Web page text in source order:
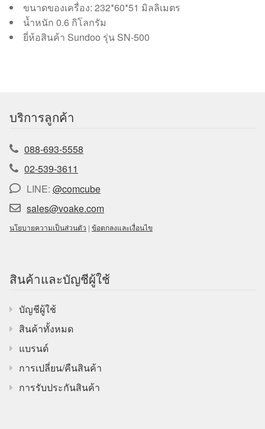
ขนาดของเครื่อง: 232*60*51 มิลลิเมตร
น้ำหนัก 0.6 กิโลกรัม
ยี่ห้อสินค้า Sundoo รุ่น SN-500
บริการลูกค้า
088-693-5558
02-539-3611
LINE: @comcube
sales@voake.com
นโยบายความเป็นส่วนตัว | ข้อตกลงและเงื่อนไข
สินค้าและบัญชีผู้ใช้
บัญชีผู้ใช้
สินค้าทั้งหมด
แบรนด์
การเปลี่ยน/คืนสินค้า
การรับประกันสินค้า